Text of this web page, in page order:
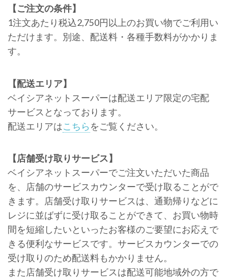
【ご注文の条件】
1注文あたり税込2,750円以上のお買い物でご利用い
ただけます。別途、配送料・各種手数料がかかりま
す。
【配送エリア】
ベイシアネットスーパーは配送エリア限定の宅配
サービスとなっております。
配送エリアはこちら をご覧ください。
【店舗受け取りサービス】
ベイシアネットスーパーでご注文いただいた商品
を、店舗のサービスカウンターで受け取ることがで
きます。店舗受け取りサービスは、通勤帰りなどに
レジに並ばずに受け取ることができて、お買い物時
間を短縮したいといったお客様のご要望にお応えで
きる便利なサービスです。サービスカウンターでの
受け取りのため配送料もかかりません。
また店舗受け取りサービスは配送可能地域外の方で